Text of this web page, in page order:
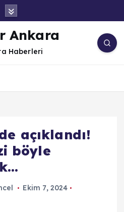
Ankara
Haberleri
açıklandı!
böyle
Ekim 7, 2024